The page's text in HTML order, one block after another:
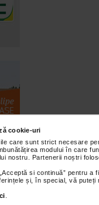
cookie-uri
care sunt strict necesare
modului în care
nostru. Partenerii noștri
si continuă” pentru
și, în special, vă